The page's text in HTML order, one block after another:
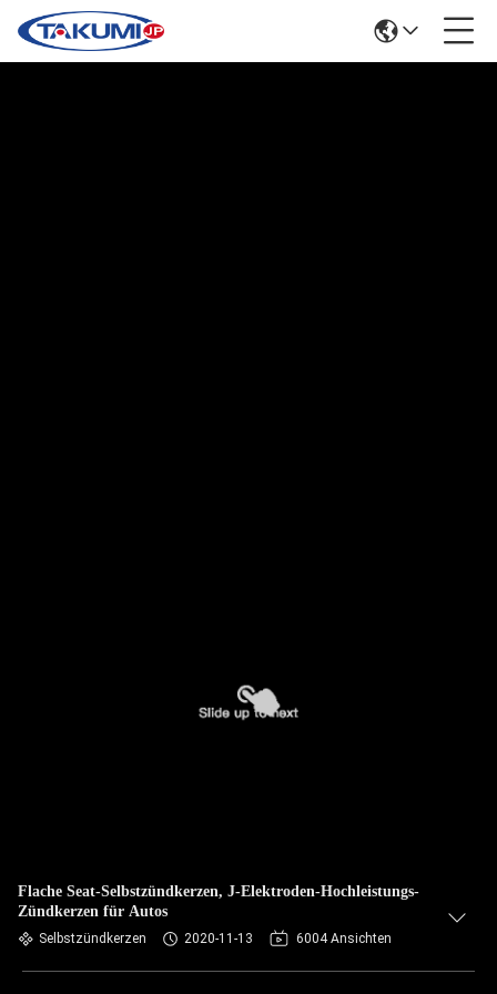
Flache Seat-Selbstzündkerzen, J-Elektroden-Hochleistungs-
Zündkerzen für Autos
Selbstzündkerzen 2020-11-13 6004 Ansichten